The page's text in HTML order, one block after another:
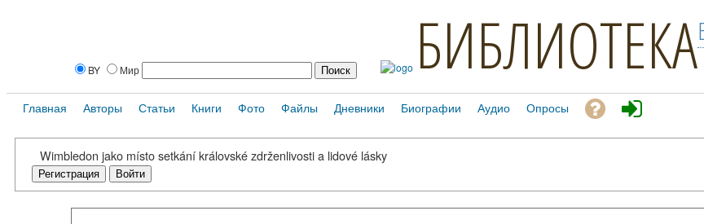
BY Мир БИБЛИОТЕКА
Главная Авторы Статьи Книги Фото Файлы Дневники Биографии Аудио Опросы
Wimbledon jako místo setkání královské zdrženlivosti a lidové lásky
Регистрация Войти